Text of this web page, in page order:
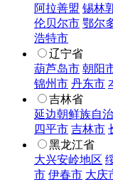
阿拉善盟 锡林
伦贝尔市 鄂尔
浩特市
辽宁省
葫芦岛市 朝阳
锦州市 丹东市
吉林省
延边朝鲜族自
四平市 吉林市
黑龙江省
大兴安岭地区
市 伊春市 大庆